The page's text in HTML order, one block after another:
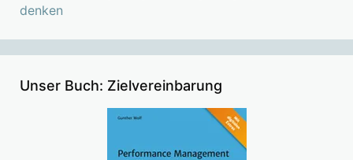
denken
Unser Buch: Zielvereinbarung